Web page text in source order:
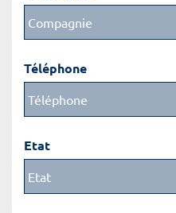
Téléphone
Etat